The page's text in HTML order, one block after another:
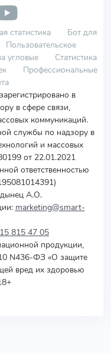
статистика
Бот для
Пользовательское
угловые
Статистика
Профессиональные
в
в сфере связи,
коммуникаций.
службы по надзору в
и массовых
от 22.01.2021
ответственностью
А.О.
marketing@smart-
815 47 05
продукции,
N436-ФЗ «О защите
вред их здоровью